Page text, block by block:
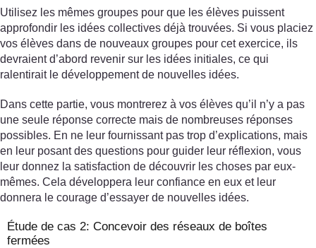
Utilisez les mêmes groupes pour que les élèves puissent
approfondir les idées collectives déjà trouvées. Si vous placiez
vos élèves dans de nouveaux groupes pour cet exercice, ils
devraient d’abord revenir sur les idées initiales, ce qui
ralentirait le développement de nouvelles idées.
Dans cette partie, vous montrerez à vos élèves qu’il n’y a pas
une seule réponse correcte mais de nombreuses réponses
possibles. En ne leur fournissant pas trop d’explications, mais
en leur posant des questions pour guider leur réflexion, vous
leur donnez la satisfaction de découvrir les choses par eux-
mêmes. Cela développera leur confiance en eux et leur
donnera le courage d’essayer de nouvelles idées.
Étude de cas 2: Concevoir des réseaux de boîtes
fermées